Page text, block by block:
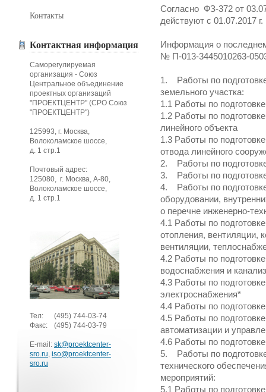
Контакты
Контактная информация
Саморегулируемая
организация - Союз
Центральное объединение
проектных организаций
"ПРОЕКТЦЕНТР" (СРО Союз
"ПРОЕКТЦЕНТР")
125993, г. Москва,
Волоколамское шоссе,
д. 1 стр.1
Почтовый адрес:
125080, г. Москва, А-80,
Волоколамское шоссе,
д. 1 стр.1
Тел: (495) 744-03-74
Факс:
(495) 744-03-79
E-mail: sk@proektcenter-
sro.ru, iso@proektcenter-
sro.ru
Согласно ФЗ-372 от
действуют с 01.07.2017 г.
Информация о
№ П-013-3445010263-
1. Работы по
земельного участка:
1.1 Работы по
1.2 Работы по
линейного объекта
1.3 Работы по
отвода линейного
2. Работы по
3. Работы по
4. Работы по
оборудовании,
о перечне инженерно-
4.1 Работы по
отопления, вентиляции,
вентиляции,
4.2 Работы по
водоснабжения и
4.3 Работы по
электроснабжения*
4.4 Работы по
4.5 Работы по
автоматизации и
4.6 Работы по
5. Работы по
технического
мероприятий:
5.1 Работы по